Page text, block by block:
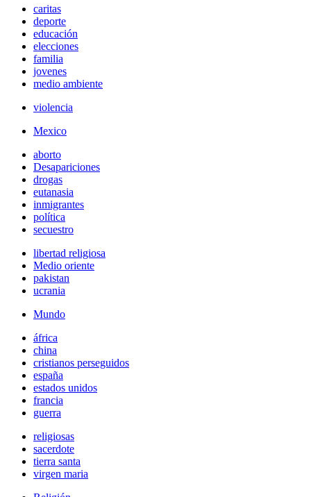
caritas
deporte
educación
elecciones
familia
jovenes
medio ambiente
violencia
Mexico
aborto
Desapariciones
drogas
eutanasia
inmigrantes
política
secuestro
libertad religiosa
Medio oriente
pakistan
ucrania
Mundo
áfrica
china
cristianos perseguidos
españa
estados unidos
francia
guerra
religiosas
sacerdote
tierra santa
virgen maria